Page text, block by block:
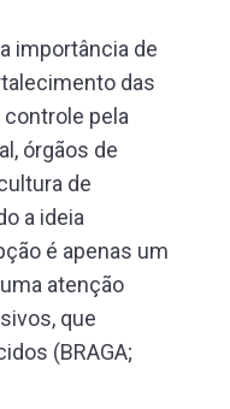
importância de
das
pela
órgãos de
de
a ideia
é apenas um
atenção
que
(BRAGA;